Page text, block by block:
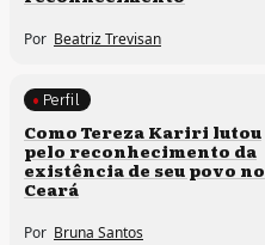
Por Beatriz Trevisan
Comunidades tradicionais
Perfil
Como Tereza Kariri lutou
pelo reconhecimento da
existência de seu povo no
Ceará
Por Bruna Santos